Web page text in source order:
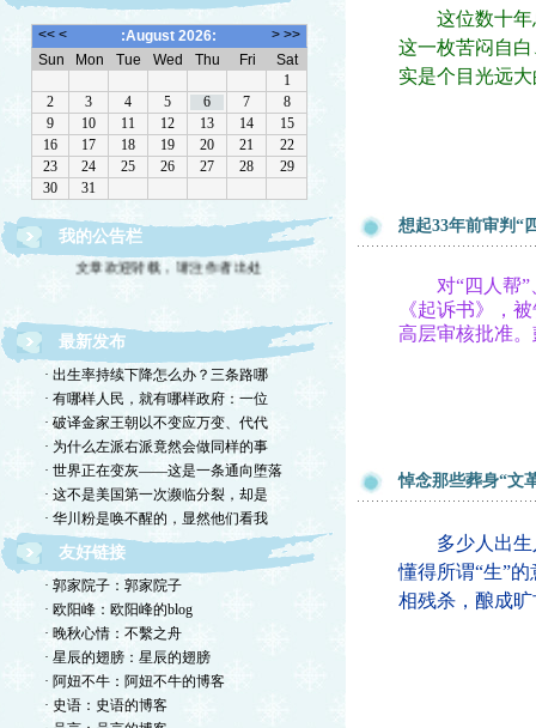
我的公告栏
文章欢迎转载，请注作者出处
最新发布
· 出生率持续下降怎么办？三条路哪
· 有哪样人民，就有哪样政府：一位
· 破译金家王朝以不变应万变、代代
· 为什么左派右派竟然会做同样的事
· 世界正在变灰——这是一条通向堕落
· 这不是美国第一次濒临分裂，却是
· 华川粉是唤不醒的，显然他们看我
友好链接
· 郭家院子：郭家院子
· 欧阳峰：欧阳峰的blog
· 晚秋心情：不繫之舟
· 星辰的翅膀：星辰的翅膀
· 阿妞不牛：阿妞不牛的博客
· 史语：史语的博客
这位数十年总
这一枚苦闷自
实是个目光远
想起33年前审判“
对“四人帮”
《起诉书》，
高层审核批准
悼念那些葬身“文
多少人出生入
懂得所谓“生”
相残杀，酿成